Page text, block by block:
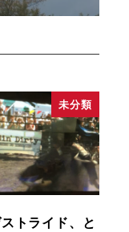
未分類
トライド、と